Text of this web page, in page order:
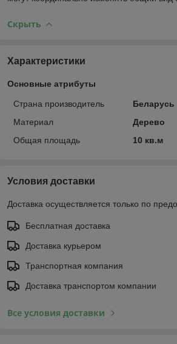
Скрыть
Характеристики
Основные атрибуты
Страна производитель
Беларусь
Материал
Дерево
Общая площадь
10 кв.м
Условия доставки
Доставка осуществляется только по
Бесплатная доставка
Доставка курьером
Транспортная компания
Доставка транспортом компании
Все условия доставки